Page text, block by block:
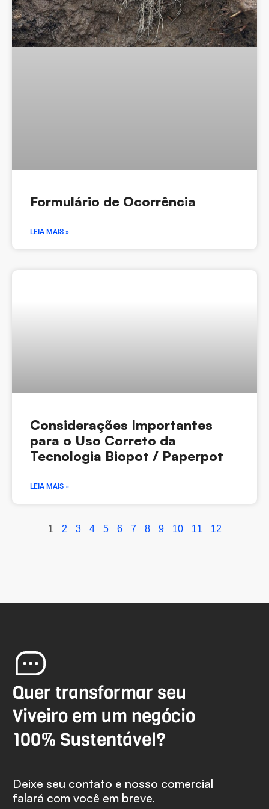
Formulário de Ocorrência
LEIA MAIS »
Considerações Importantes
para o Uso Correto da
Tecnologia Biopot / Paperpot
LEIA MAIS »
1 2 3 4 5 6 7 8 9 10 11 12
Quer transformar seu
Viveiro em um negócio
100% Sustentável?
Deixe seu contato e nosso comercial
falará com você em breve.